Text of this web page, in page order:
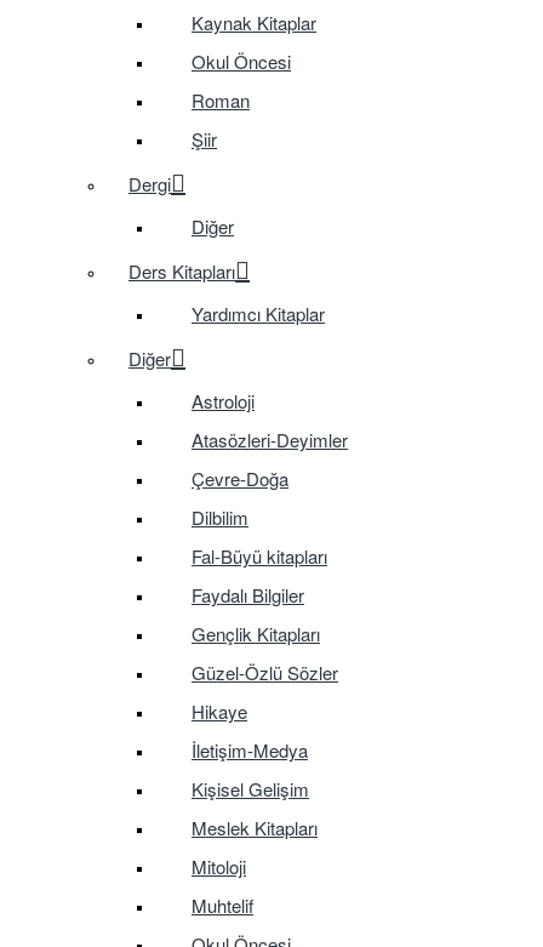
Kaynak Kitaplar
Okul Öncesi
Roman
Şiir
Dergi
Diğer
Ders Kitapları
Yardımcı Kitaplar
Diğer
Astroloji
Atasözleri-Deyimler
Çevre-Doğa
Dilbilim
Fal-Büyü kitapları
Faydalı Bilgiler
Gençlik Kitapları
Güzel-Özlü Sözler
Hikaye
İletişim-Medya
Kişisel Gelişim
Meslek Kitapları
Mitoloji
Muhtelif